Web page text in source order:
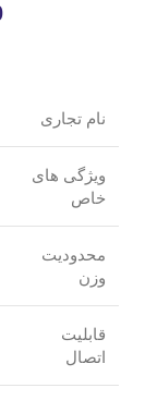
نام تجاری
ویژگی های
خاص
محدودیت
وزن
قابلیت
اتصال